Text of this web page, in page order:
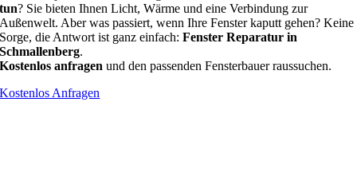
tun? Sie bieten Ihnen Licht, Wärme und eine Verbindung zur
Außenwelt. Aber was passiert, wenn Ihre Fenster kaputt gehen? Keine
Sorge, die Antwort ist ganz einfach: Fenster Reparatur in
Schmallenberg.
Kostenlos anfragen und den passenden Fensterbauer raussuchen.
Kostenlos Anfragen